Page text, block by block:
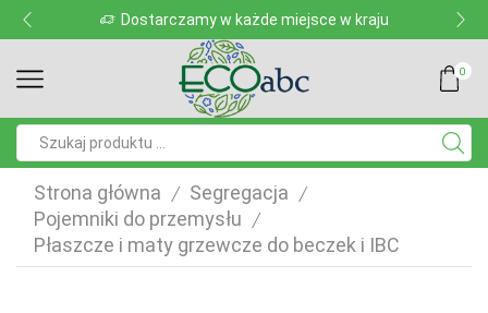
Dostarczamy w każde miejsce w kraju
0
Strona główna / Segregacja /
Pojemniki do przemysłu /
Płaszcze i maty grzewcze do beczek i IBC